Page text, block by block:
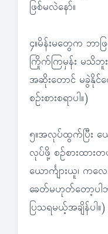
ဖြစ်မလဲနော်။
၄။မိန်းမတွေက ဘ
ကြိုက်ကြမှန်း မသိဘူ
အဆိုးတောင် မခွဲနိုင်တ
စဉ်းစားစရာပါ။)
၅။အလုပ်ထွက်ပြီး ယေ
လုပ်ဖို့ စဉ်စားထား
ယောင်္ကျားယူ၊ ကလ
ခေတ်မဟုတ်တော့ပါ
ပြသရမယ့်အချိန်ပါ။)